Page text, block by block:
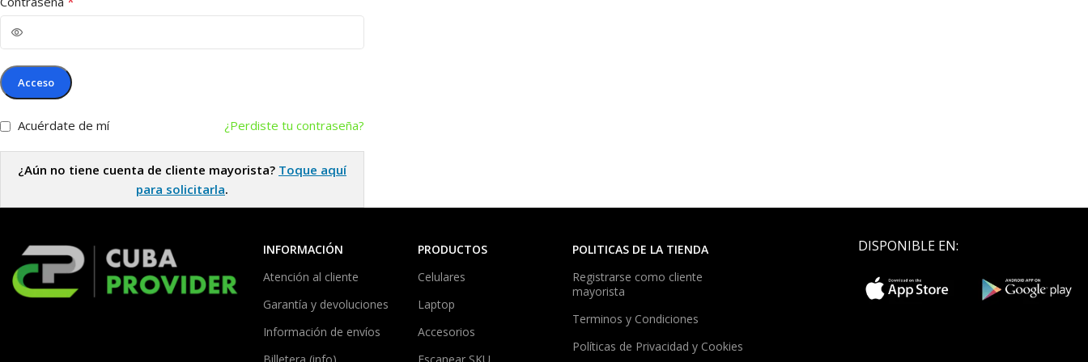
Acceso
¿Perdiste tu contraseña?
Acuérdate de mí
¿Aún no tiene cuenta de cliente mayorista? Toque aquí
para solicitarla.
INFORMACIÓN
Atención al cliente
Garantía y devoluciones
Información de envíos
PRODUCTOS
Celulares
Laptop
Accesorios
POLITICAS DE LA TIENDA
Registrarse como cliente
mayorista
Terminos y Condiciones
Políticas de Privacidad y Cookies
DISPONIBLE EN: